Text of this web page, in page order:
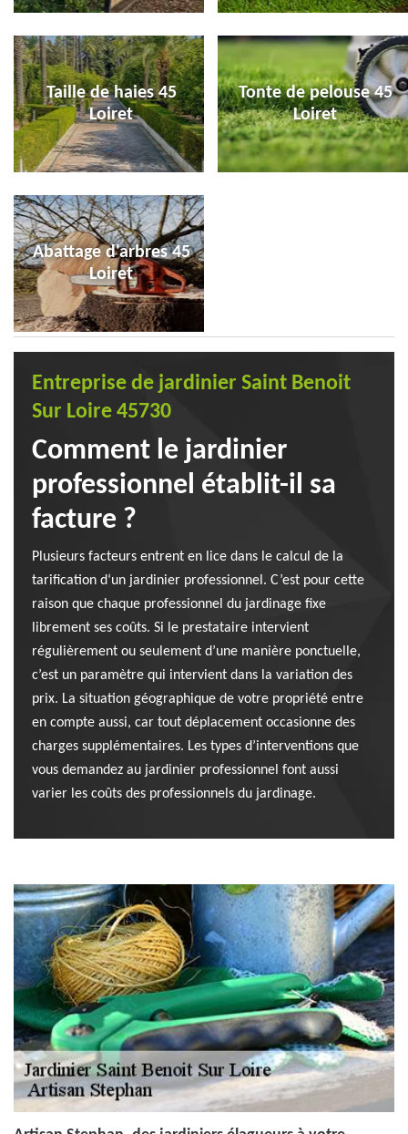
Taille de haies 45
Loiret
Tonte de pelouse 45
Loiret
Abattage d'arbres 45
Loiret
Entreprise de jardinier Saint Benoit
Sur Loire 45730
Comment le jardinier
professionnel établit-il sa
facture ?
Plusieurs facteurs entrent en lice dans le calcul de la
tarification d‘un jardinier professionnel. C’est pour cette
raison que chaque professionnel du jardinage fixe
librement ses coûts. Si le prestataire intervient
régulièrement ou seulement d’une manière ponctuelle,
c’est un paramètre qui intervient dans la variation des
prix. La situation géographique de votre propriété entre
en compte aussi, car tout déplacement occasionne des
charges supplémentaires. Les types d’interventions que
vous demandez au jardinier professionnel font aussi
varier les coûts des professionnels du jardinage.